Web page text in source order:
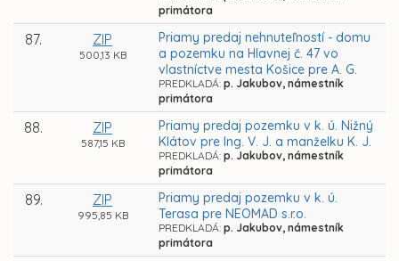
primátora
87. ZIP
500,13 KB
Priamy predaj nehnuteľností - domu
a pozemku na Hlavnej č. 47 vo
vlastníctve mesta Košice pre A. G.
PREDKLADÁ: p. Jakubov, námestník
primátora
88. ZIP
587,15 KB
Priamy predaj pozemku v k. ú. Nižný
Klátov pre Ing. V. J. a manželku K. J.
PREDKLADÁ: p. Jakubov, námestník
primátora
89. ZIP
995,85 KB
Priamy predaj pozemku v k. ú.
Terasa pre NEOMAD s.r.o.
PREDKLADÁ: p. Jakubov, námestník
primátora